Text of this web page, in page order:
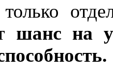
шанс на